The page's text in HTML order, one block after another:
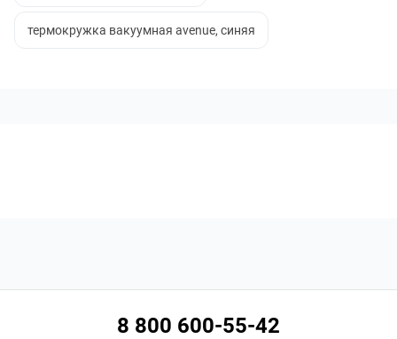
термокружка вакуумная avenue, синяя
8 800 600-55-42